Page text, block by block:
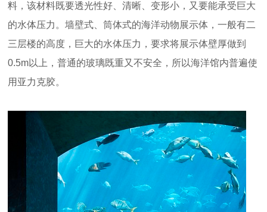
料，该材料既要透光性好、清晰、变形小，又要能承受巨大
的水体压力。墙壁式、筒体式的海洋动物展示体，一般有二
三层楼的高度，巨大的水体压力，要求将展示体壁厚做到
0.5m以上，普通的玻璃既重又不安全，所以海洋馆内普遍使
用亚力克胶。